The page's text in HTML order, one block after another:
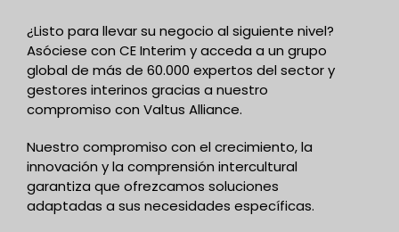
¿Listo para llevar su negocio al siguiente nivel?
Asóciese con CE Interim y acceda a un grupo
global de más de 60.000 expertos del sector y
gestores interinos gracias a nuestro
compromiso con Valtus Alliance.
Nuestro compromiso con el crecimiento, la
innovación y la comprensión intercultural
garantiza que ofrezcamos soluciones
adaptadas a sus necesidades específicas.